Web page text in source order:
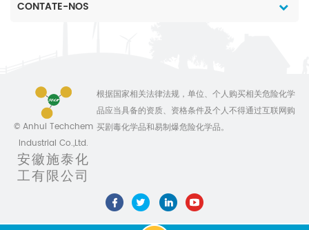
CONTATE-NOS
© Anhui Techchem
Industrial Co.,Ltd.
安徽施泰化
工有限公司
根据国家相关法律法规，单位、个人购买相关危险化学
品应当具备的资质、资格条件及个人不得通过互联网购
买剧毒化学品和易制爆危险化学品。